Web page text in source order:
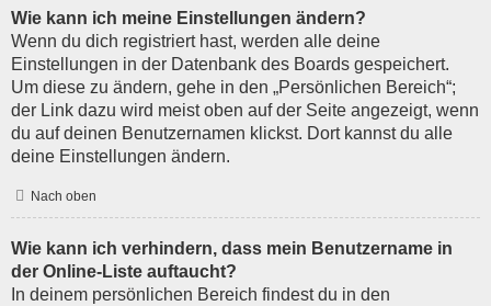
Wie kann ich meine Einstellungen ändern?
Wenn du dich registriert hast, werden alle deine
Einstellungen in der Datenbank des Boards gespeichert.
Um diese zu ändern, gehe in den „Persönlichen Bereich“;
der Link dazu wird meist oben auf der Seite angezeigt, wenn
du auf deinen Benutzernamen klickst. Dort kannst du alle
deine Einstellungen ändern.
Nach oben
Wie kann ich verhindern, dass mein Benutzername in
der Online-Liste auftaucht?
In deinem persönlichen Bereich findest du in den